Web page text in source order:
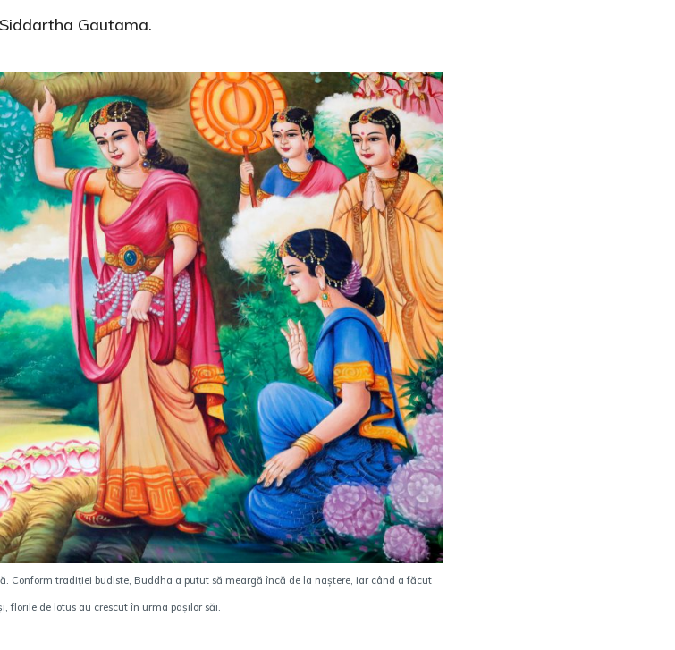
Gautama.
Conform tradiției budiste, Buddha a putut să meargă încă de la naștere, iar când a făcut
florile de lotus au crescut în urma pașilor săi.